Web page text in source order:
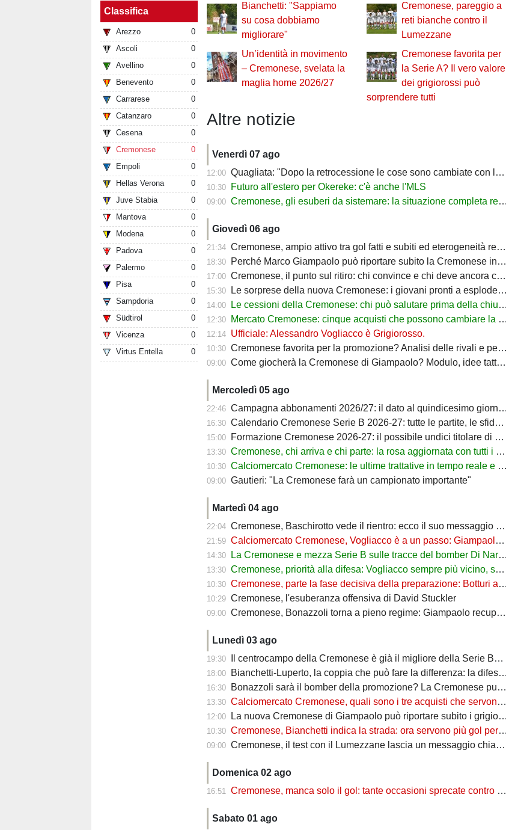
Classifica
Arezzo
0
Ascoli
0
Avellino
0
Benevento
0
Carrarese
0
Catanzaro
0
Cesena
0
Cremonese
0
Empoli
0
Hellas Verona
0
Juve Stabia
0
Mantova
0
Modena
0
Padova
0
Palermo
0
Pisa
0
Sampdoria
0
Südtirol
0
Vicenza
0
Virtus Entella
0
Bianchetti: "Sappiamo
su cosa dobbiamo
migliorare"
Cremonese, pareggio a
reti bianche contro il
Lumezzane
Un’identità in movimento
– Cremonese, svelata la
maglia home 2026/27
Cremonese favorita per
la Serie A? Il vero valore
dei grigiorossi può
sorprendere tutti
Altre notizie
Venerdì 07 ago
12:00 Quagliata: "Dopo la retrocessione le cose sono cambiate con la Cremonese"
10:30 Futuro all'estero per Okereke: c'è anche l'MLS
09:00 Cremonese, gli esuberi da sistemare: la situazione completa reparto per reparto
Giovedì 06 ago
21:34 Cremonese, ampio attivo tra gol fatti e subiti ed eterogeneità realizzativa
18:30 Perché Marco Giampaolo può riportare subito la Cremonese in Serie A
17:00 Cremonese, il punto sul ritiro: chi convince e chi deve ancora crescere
15:30 Le sorprese della nuova Cremonese: i giovani pronti a esplodere con Marco Giampaolo
14:00 Le cessioni della Cremonese: chi può salutare prima della chiusura del mercato
12:30 Mercato Cremonese: cinque acquisti che possono cambiare la stagione dei grigiorossi
12:14 Ufficiale: Alessandro Vogliacco è Grigiorosso.
10:30 Cremonese favorita per la promozione? Analisi delle rivali e percentuali di ritorno in Serie A
09:00 Come giocherà la Cremonese di Giampaolo? Modulo, idee tattiche e nuovi protagonisti
Mercoledì 05 ago
22:46 Campagna abbonamenti 2026/27: il dato al quindicesimo giorno di prelazione
16:30 Calendario Cremonese Serie B 2026-27: tutte le partite, le sfide decisive e il percorso verso la Serie A
15:00 Formazione Cremonese 2026-27: il possibile undici titolare di Marco Giampaolo
13:30 Cremonese, chi arriva e chi parte: la rosa aggiornata con tutti i movimenti ufficiali
10:30 Calciomercato Cremonese: le ultime trattative in tempo reale e tutti gli obiettivi di Botturi
09:00 Gautieri: "La Cremonese farà un campionato importante"
Martedì 04 ago
22:04 Cremonese, Baschirotto vede il rientro: ecco il suo messaggio social
21:59 Calciomercato Cremonese, Vogliacco è a un passo: Giampaolo aspetta il rinforzo per la fascia destra
14:30 La Cremonese e mezza Serie B sulle tracce del bomber Di Nardo
13:30 Cremonese, priorità alla difesa: Vogliacco sempre più vicino, spunta il nome di Giorgini
10:30 Cremonese, parte la fase decisiva della preparazione: Botturi accelera sul mercato, ma senza fretta
10:29 Cremonese, l'esuberanza offensiva di David Stuckler
09:00 Cremonese, Bonazzoli torna a pieno regime: Giampaolo recupera il suo bomber, resta l'emergenza in infermeria
Lunedì 03 ago
19:30 Il centrocampo della Cremonese è già il migliore della Serie B? Giampaolo può sorridere
18:00 Bianchetti-Luperto, la coppia che può fare la differenza: la difesa della Cremonese è già una garanzia?
16:30 Bonazzoli sarà il bomber della promozione? La Cremonese punta su di lui per tornare in Serie A
13:30 Calciomercato Cremonese, quali sono i tre acquisti che servono per completare la rosa?
12:00 La nuova Cremonese di Giampaolo può riportare subito i grigiorossi in Serie A? Ecco perché i segnali sono incoraggianti
10:30 Cremonese, Bianchetti indica la strada: ora servono più gol per completare la crescita
09:00 Cremonese, il test con il Lumezzane lascia un messaggio chiaro: il mercato dovrà intervenire sulla fascia destra
Domenica 02 ago
16:51 Cremonese, manca solo il gol: tante occasioni sprecate contro il Lumezzane, ma i segnali restano positivi
Sabato 01 ago